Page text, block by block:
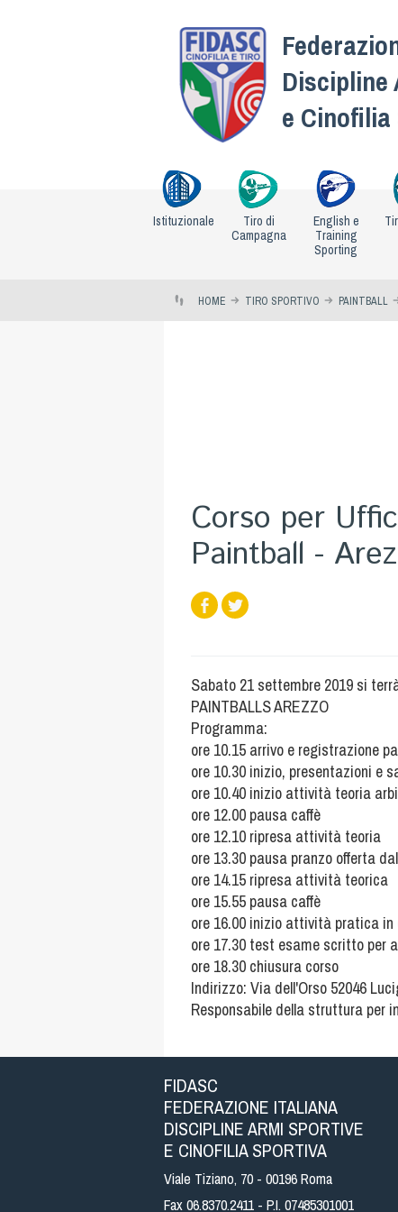
Discipline
e
Istituzionale
Tiro di
Campagna
English e
Training
Sporting
HOME TIRO SPORTIVO PAINTBALL
Corso per
Paintball -
Sabato 21 settembre 2019 si
PAINTBALLS AREZZO
Programma:
ore 10.15 arrivo e registrazione
ore 10.30 inizio, presentazioni e
ore 10.40 inizio attività teoria
ore 12.00 pausa caffè
ore 12.10 ripresa attività teoria
ore 13.30 pausa pranzo offerta
ore 14.15 ripresa attività teorica
ore 15.55 pausa caffè
ore 16.00 inizio attività pratica in
ore 17.30 test esame scritto per
ore 18.30 chiusura corso
Indirizzo: Via dell'Orso 52046
Responsabile della struttura per
FIDASC
FEDERAZIONE ITALIANA
DISCIPLINE ARMI SPORTIVE
E CINOFILIA SPORTIVA
Viale Tiziano, 70 - 00196 Roma
Fax 06.8370.2411 - P.I. 07485301001